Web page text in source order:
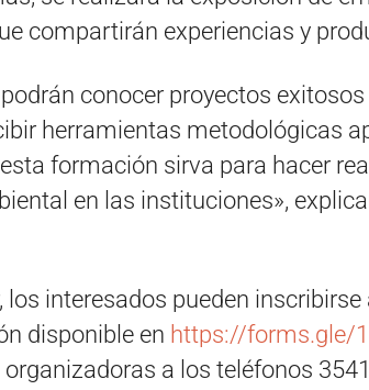
compartirán experiencias y
conocer proyectos
herramientas metodológicas
formación sirva para hacer
en las instituciones»,
los interesados pueden
disponible en https://forms.gle/
a los teléfonos